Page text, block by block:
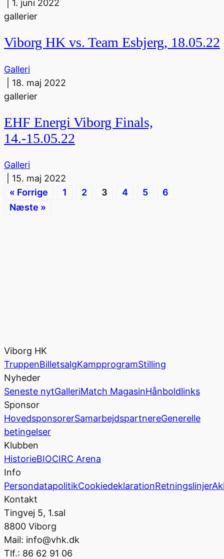
1. juni 2022
gallerier
Viborg HK vs. Team Esbjerg, 18.05.22
Galleri
18. maj 2022
gallerier
EHF Energi Viborg Finals,
14.-15.05.22
Galleri
15. maj 2022
« Forrige
1 2 3 4 5
6
Næste »
Viborg HK
TruppenBilletsalgKampprogramStilling
Nyheder
Seneste nytGalleriMatch MagasinHånboldlinks
Sponsor
HovedsponsorerSamarbejdspartnereGenerelle
betingelser
Klubben
HistorieBIOCIRC Arena
Info
PersondatapolitikCookiedeklarationRetningslinjer
Kontakt
Tingvej 5, 1.sal
8800 Viborg
Mail: info@vhk.dk
Tlf.: 86 62 91 06